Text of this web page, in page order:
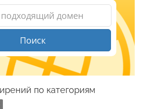
Поиск
по категориям